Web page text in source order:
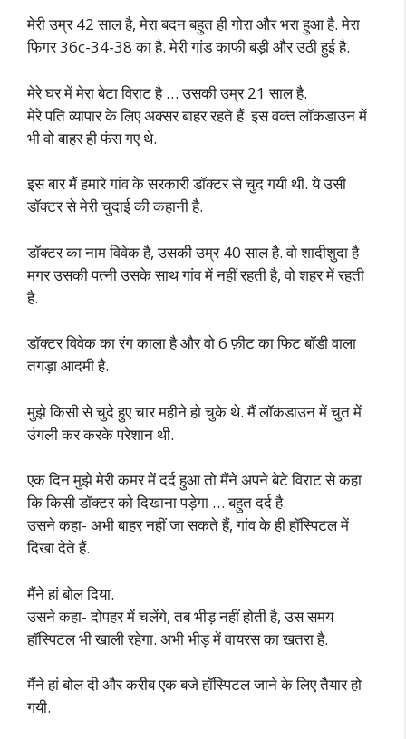
मेरी उम्र 42 साल है, मेरा बदन बहुत ही गोरा और भरा हुआ है. मेरा
फिगर 36c-34-38 का है. मेरी गांड काफी बड़ी और उठी हुई है.
मेरे घर में मेरा बेटा विराट है … उसकी उम्र 21 साल है.
मेरे पति व्यापार के लिए अक्सर बाहर रहते हैं. इस वक्त लॉकडाउन में
भी वो बाहर ही फंस गए थे.
इस बार मैं हमारे गांव के सरकारी डॉक्टर से चुद गयी थी. ये उसी
डॉक्टर से मेरी चुदाई की कहानी है.
डॉक्टर का नाम विवेक है, उसकी उम्र 40 साल है. वो शादीशुदा है
मगर उसकी पत्नी उसके साथ गांव में नहीं रहती है, वो शहर में रहती
है.
डॉक्टर विवेक का रंग काला है और वो 6 फ़ीट का फिट बॉडी वाला
तगड़ा आदमी है.
मुझे किसी से चुदे हुए चार महीने हो चुके थे. मैं लॉकडाउन में चुत में
उंगली कर करके परेशान थी.
एक दिन मुझे मेरी कमर में दर्द हुआ तो मैंने अपने बेटे विराट से कहा
कि किसी डॉक्टर को दिखाना पड़ेगा … बहुत दर्द है.
उसने कहा- अभी बाहर नहीं जा सकते हैं, गांव के ही हॉस्पिटल में
दिखा देते हैं.
मैंने हां बोल दिया.
उसने कहा- दोपहर में चलेंगे, तब भीड़ नहीं होती है, उस समय
हॉस्पिटल भी खाली रहेगा. अभी भीड़ में वायरस का खतरा है.
मैंने हां बोल दी और करीब एक बजे हॉस्पिटल जाने के लिए तैयार हो
गयी.